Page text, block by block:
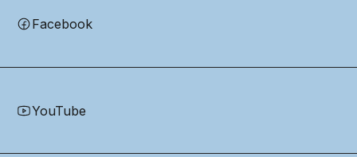
Facebook
YouTube